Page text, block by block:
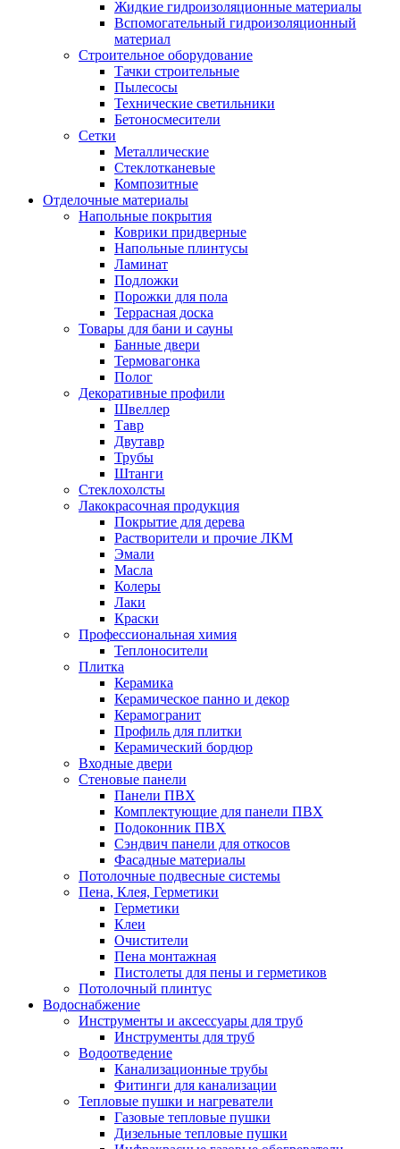
Жидкие гидроизоляционные материалы
Вспомогательный гидроизоляционный
материал
Строительное оборудование
Тачки строительные
Пылесосы
Технические светильники
Бетоносмесители
Сетки
Металлические
Стеклотканевые
Композитные
Отделочные материалы
Напольные покрытия
Коврики придверные
Напольные плинтусы
Ламинат
Подложки
Порожки для пола
Террасная доска
Товары для бани и сауны
Банные двери
Термовагонка
Полог
Декоративные профили
Швеллер
Тавр
Двутавр
Трубы
Штанги
Стеклохолсты
Лакокрасочная продукция
Покрытие для дерева
Растворители и прочие ЛКМ
Эмали
Масла
Колеры
Лаки
Краски
Профессиональная химия
Теплоносители
Плитка
Керамика
Керамическое панно и декор
Керамогранит
Профиль для плитки
Керамический бордюр
Входные двери
Стеновые панели
Панели ПВХ
Комплектующие для панели ПВХ
Подоконник ПВХ
Сэндвич панели для откосов
Фасадные материалы
Потолочные подвесные системы
Пена, Клея, Герметики
Герметики
Клеи
Очистители
Пена монтажная
Пистолеты для пены и герметиков
Потолочный плинтус
Водоснабжение
Инструменты и аксессуары для труб
Инструменты для труб
Водоотведение
Канализационные трубы
Фитинги для канализации
Тепловые пушки и нагреватели
Газовые тепловые пушки
Дизельные тепловые пушки